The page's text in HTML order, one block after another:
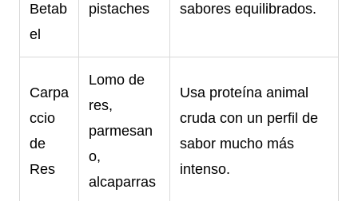
Betab
el
pistaches sabores equilibrados.
Carpa
ccio
de
Res
Lomo de
res,
parmesan
o,
alcaparras
Usa proteína animal
cruda con un perfil de
sabor mucho más
intenso.